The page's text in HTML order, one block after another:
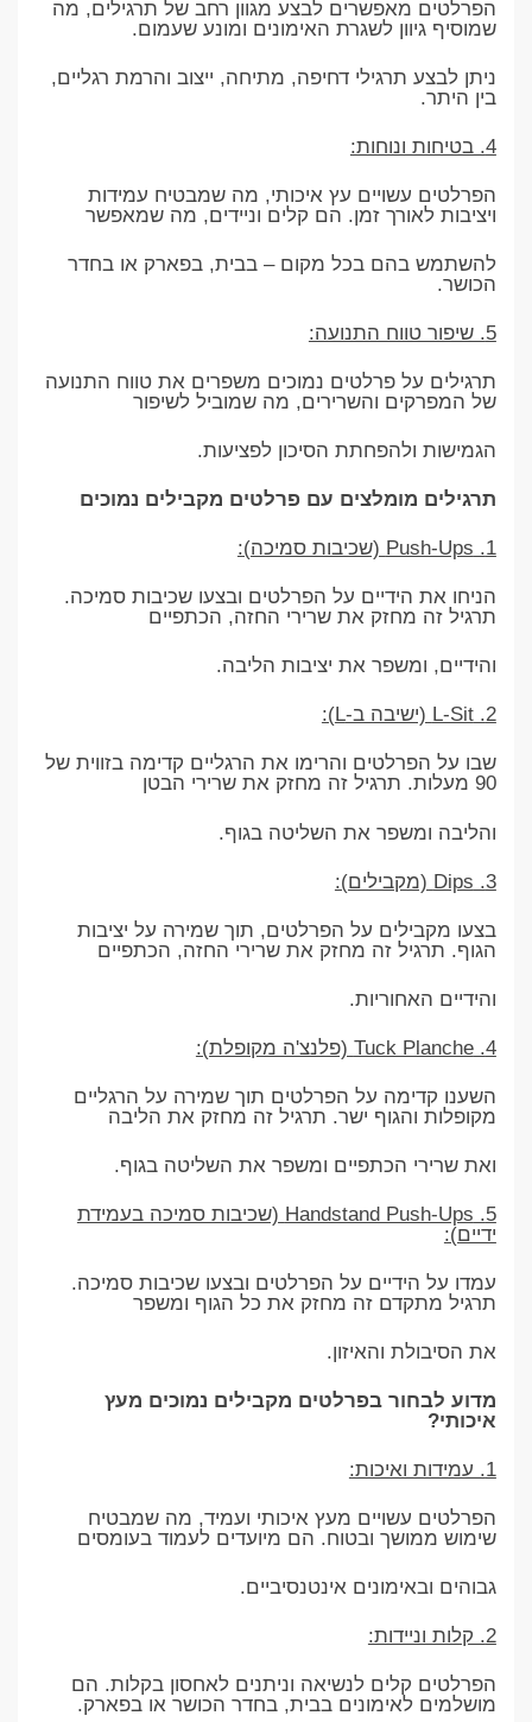
הפרלטים מאפשרים לבצע מגוון רחב של תרגילים, מה
שמוסיף גיוון לשגרת האימונים ומונע שעמום.
ניתן לבצע תרגילי דחיפה, מתיחה, ייצוב והרמת רגליים,
בין היתר.
4. בטיחות ונוחות:
הפרלטים עשויים עץ איכותי, מה שמבטיח עמידות
ויציבות לאורך זמן. הם קלים וניידים, מה שמאפשר
להשתמש בהם בכל מקום – בבית, בפארק או בחדר
הכושר.
5. שיפור טווח התנועה:
תרגילים על פרלטים נמוכים משפרים את טווח התנועה
של המפרקים והשרירים, מה שמוביל לשיפור
הגמישות ולהפחתת הסיכון לפציעות.
תרגילים מומלצים עם פרלטים מקבילים נמוכים
1. Push-Ups (שכיבות סמיכה):
הניחו את הידיים על הפרלטים ובצעו שכיבות סמיכה.
תרגיל זה מחזק את שרירי החזה, הכתפיים
והידיים, ומשפר את יציבות הליבה.
2. L-Sit (ישיבה ב-L):
שבו על הפרלטים והרימו את הרגליים קדימה בזווית של
90 מעלות. תרגיל זה מחזק את שרירי הבטן
והליבה ומשפר את השליטה בגוף.
3. Dips (מקבילים):
בצעו מקבילים על הפרלטים, תוך שמירה על יציבות
הגוף. תרגיל זה מחזק את שרירי החזה, הכתפיים
והידיים האחוריות.
4. Tuck Planche (פלנצ'ה מקופלת):
השענו קדימה על הפרלטים תוך שמירה על הרגליים
מקופלות והגוף ישר. תרגיל זה מחזק את הליבה
ואת שרירי הכתפיים ומשפר את השליטה בגוף.
5. Handstand Push-Ups (שכיבות סמיכה בעמידת
ידיים):
עמדו על הידיים על הפרלטים ובצעו שכיבות סמיכה.
תרגיל מתקדם זה מחזק את כל הגוף ומשפר
את הסיבולת והאיזון.
מדוע לבחור בפרלטים מקבילים נמוכים מעץ
איכותי?
1. עמידות ואיכות:
הפרלטים עשויים מעץ איכותי ועמיד, מה שמבטיח
שימוש ממושך ובטוח. הם מיועדים לעמוד בעומסים
גבוהים ובאימונים אינטנסיביים.
2. קלות וניידות:
הפרלטים קלים לנשיאה וניתנים לאחסון בקלות. הם
מושלמים לאימונים בבית, בחדר הכושר או בפארק.